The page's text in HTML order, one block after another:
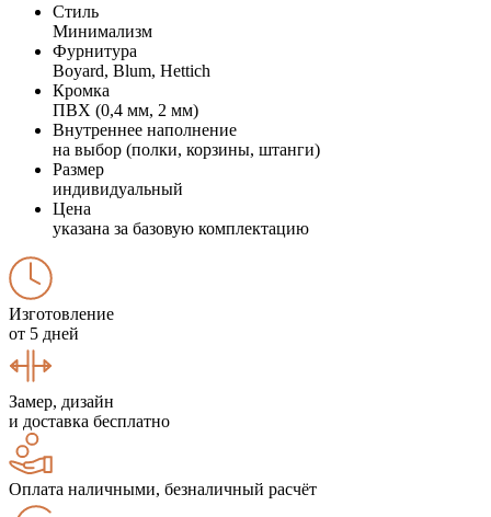
Стиль
Минимализм
Фурнитура
Boyard, Blum, Hettich
Кромка
ПВХ (0,4 мм, 2 мм)
Внутреннее наполнение
на выбор (полки, корзины, штанги)
Размер
индивидуальный
Цена
указана за базовую комплектацию
Изготовление
от 5 дней
Замер, дизайн
и доставка бесплатно
Оплата наличными, безналичный расчёт